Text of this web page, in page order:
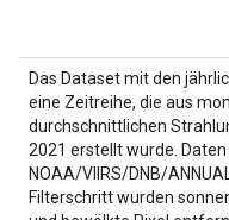
Das Dataset mit den
eine Zeitreihe, die aus
durchschnittlichen
2021 erstellt wurde.
NOAA/VIIRS/DNB/
Filterschritt wurden